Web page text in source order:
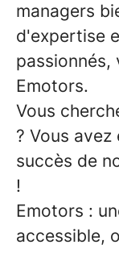
managers
d'expertise
Emotors.
Vous
? Vous
succès de
!
Emotors :
accessible,